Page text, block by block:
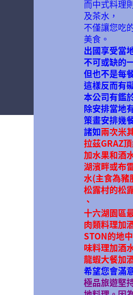
而中式料理
及茶水，
不僅讓您吃
美食。
出國享受當
不可或缺的
但也不是每
這樣反而有
本公司有鑑
除安排當地
策畫安排幾
諸如兩次米
拉茲GRAZ
加水果和酒
湖濱畔或布
水(主食為豬
松露村的松
、
十六湖園區
肉類料理加
STON的地
味料理加酒
龍蝦大餐加
希望您會滿
極品旅遊堅